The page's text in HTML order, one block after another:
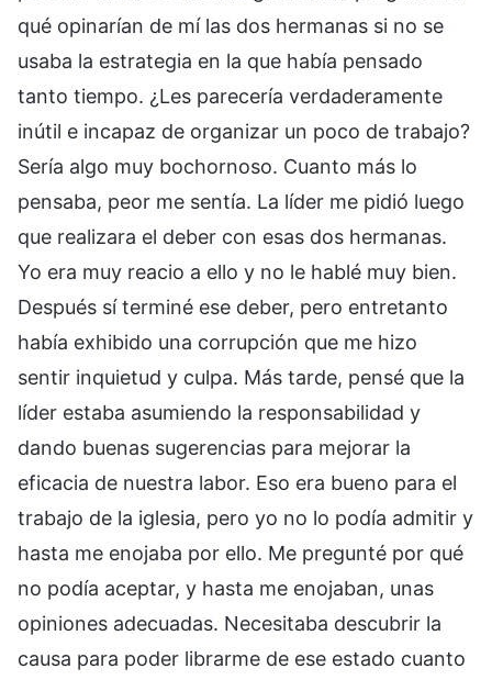
qué opinarían de mí las dos hermanas si no se
usaba la estrategia en la que había pensado
tanto tiempo. ¿Les parecería verdaderamente
inútil e incapaz de organizar un poco de trabajo?
Sería algo muy bochornoso. Cuanto más lo
pensaba, peor me sentía. La líder me pidió luego
que realizara el deber con esas dos hermanas.
Yo era muy reacio a ello y no le hablé muy bien.
Después sí terminé ese deber, pero entretanto
había exhibido una corrupción que me hizo
sentir inquietud y culpa. Más tarde, pensé que la
líder estaba asumiendo la responsabilidad y
dando buenas sugerencias para mejorar la
eficacia de nuestra labor. Eso era bueno para el
trabajo de la iglesia, pero yo no lo podía admitir y
hasta me enojaba por ello. Me pregunté por qué
no podía aceptar, y hasta me enojaban, unas
opiniones adecuadas. Necesitaba descubrir la
causa para poder librarme de ese estado cuanto